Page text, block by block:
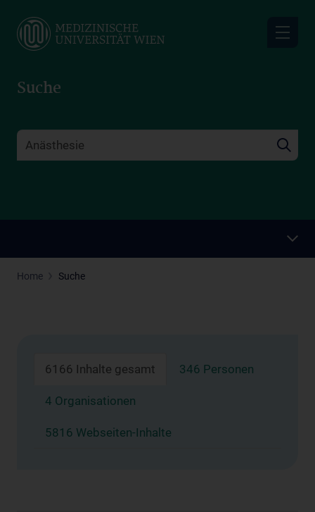
main
Suche
Home Suche
6166 Inhalte gesamt 346 Personen
4 Organisationen
5816 Webseiten-Inhalte